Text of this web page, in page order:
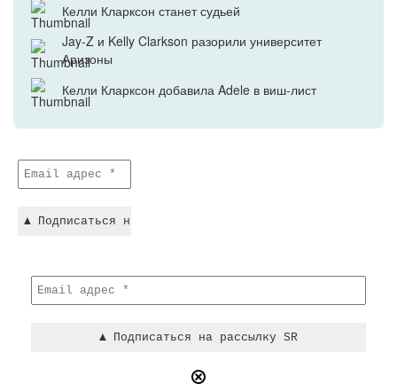
Келли Кларксон станет судьей
Jay-Z и Kelly Clarkson разорили университет
Аризоны
Келли Кларксон добавила Adele в виш-лист